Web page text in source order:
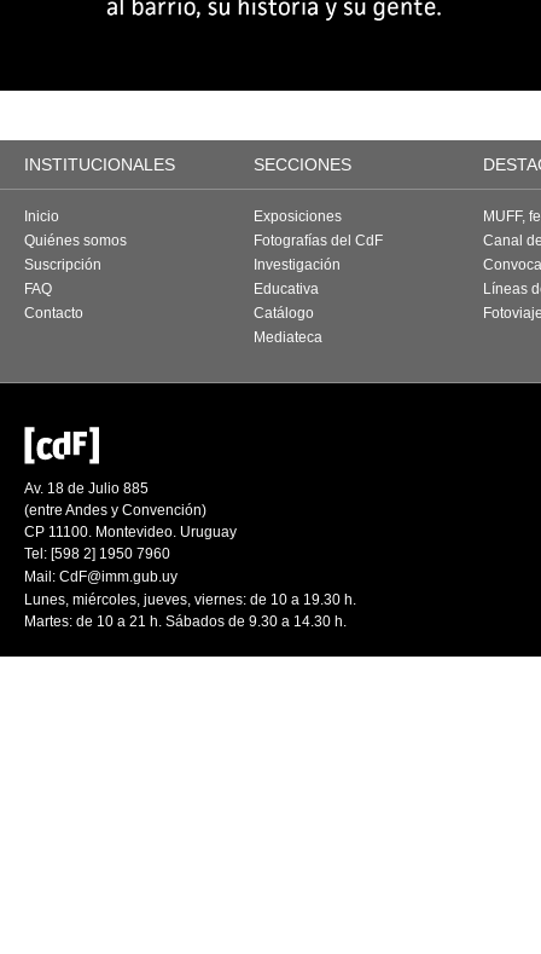
INSTITUCIONALES SECCIONES
Inicio
Quiénes somos
Suscripción
FAQ
Contacto
Exposiciones
Fotografías del CdF
Investigación
Educativa
Catálogo
Mediateca
MUFF,
Canal
Líneas
Av. 18 de Julio 885
(entre Andes y Convención)
CP 11100. Montevideo. Uruguay
Tel: [598 2] 1950 7960
Mail: CdF@imm.gub.uy
Lunes, miércoles, jueves, viernes: de 10 a 19.30 h.
Martes: de 10 a 21 h. Sábados de 9.30 a 14.30 h.